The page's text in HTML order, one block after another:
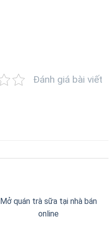
Đánh giá bài viết
Mở quán trà sữa tại nhà bán
online